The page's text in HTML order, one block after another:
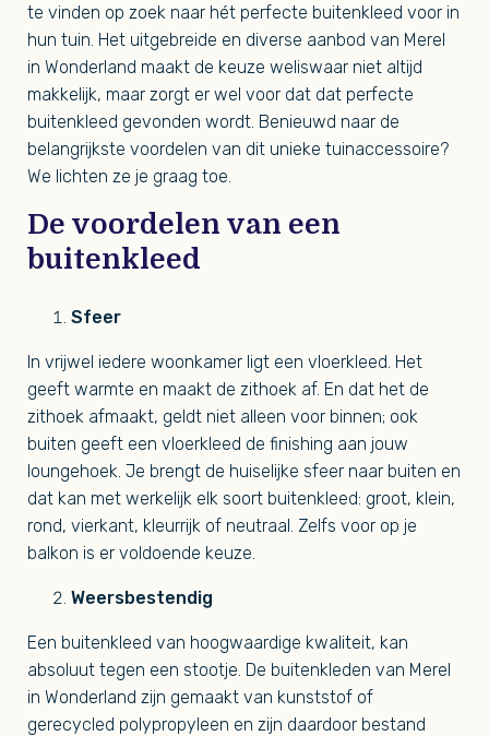
te vinden op zoek naar hét perfecte buitenkleed voor in
hun tuin. Het uitgebreide en diverse aanbod van Merel
in Wonderland maakt de keuze weliswaar niet altijd
makkelijk, maar zorgt er wel voor dat dat perfecte
buitenkleed gevonden wordt. Benieuwd naar de
belangrijkste voordelen van dit unieke tuinaccessoire?
We lichten ze je graag toe.
De voordelen van een
buitenkleed
Sfeer
In vrijwel iedere woonkamer ligt een vloerkleed. Het
geeft warmte en maakt de zithoek af. En dat het de
zithoek afmaakt, geldt niet alleen voor binnen; ook
buiten geeft een vloerkleed de finishing aan jouw
loungehoek. Je brengt de huiselijke sfeer naar buiten en
dat kan met werkelijk elk soort buitenkleed: groot, klein,
rond, vierkant, kleurrijk of neutraal. Zelfs voor op je
balkon is er voldoende keuze.
Weersbestendig
Een buitenkleed van hoogwaardige kwaliteit, kan
absoluut tegen een stootje. De buitenkleden van Merel
in Wonderland zijn gemaakt van kunststof of
gerecycled polypropyleen en zijn daardoor bestand